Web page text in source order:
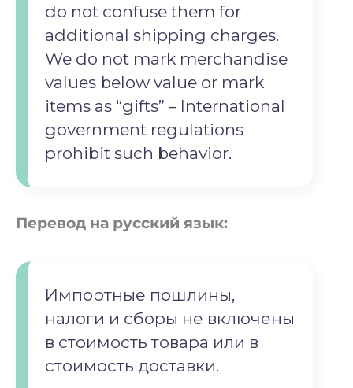
do not confuse them for
additional shipping charges.
‍We do not mark merchandise
values below value or mark
items as “gifts” – International
government regulations
prohibit such behavior.
Перевод на русский язык:
Импортные пошлины,
налоги и сборы не включены
в стоимость товара или в
стоимость доставки.